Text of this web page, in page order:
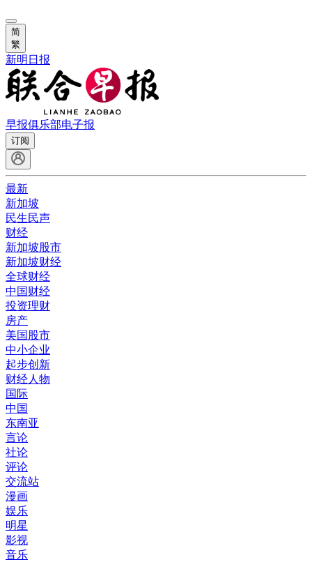
简
繁
新明日报
早报俱乐部电子报
订阅
最新
新加坡
民生民声
财经
新加坡股市
新加坡财经
全球财经
中国财经
投资理财
房产
美国股市
中小企业
起步创新
财经人物
国际
中国
东南亚
言论
社论
评论
交流站
漫画
娱乐
明星
影视
音乐